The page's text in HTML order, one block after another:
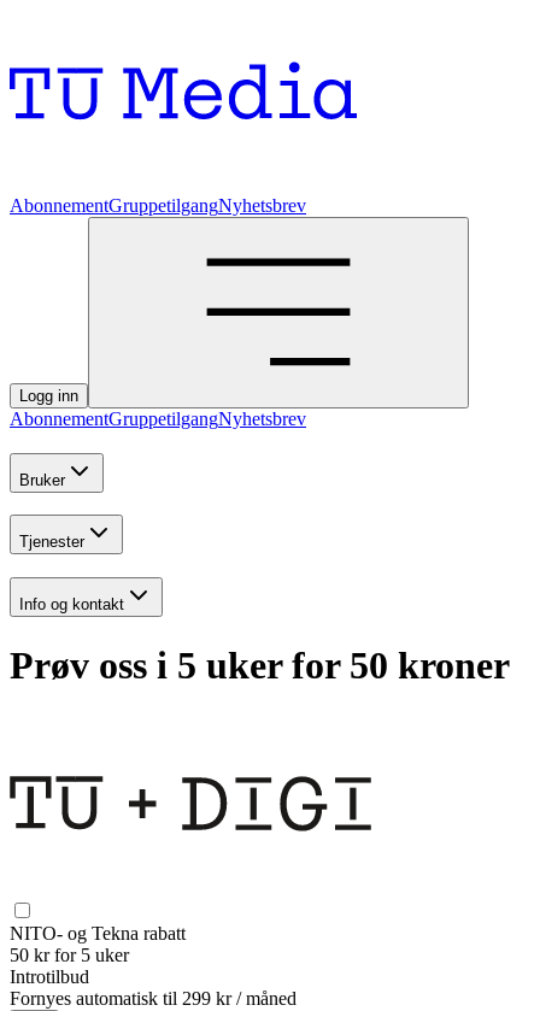
AbonnementGruppetilgangNyhetsbrev
Logg inn
AbonnementGruppetilgangNyhetsbrev
Bruker
Tjenester
Info og kontakt
Prøv oss i 5 uker for 50 kroner
NITO- og Tekna rabatt
50 kr for 5 uker
Introtilbud
Fornyes automatisk til 299 kr / måned